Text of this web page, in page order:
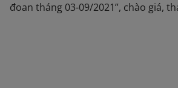
đoan tháng 03-09/2021”, chào giá,